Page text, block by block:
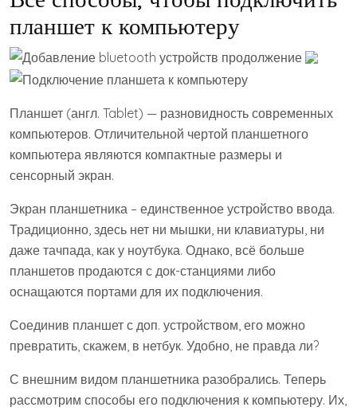
планшет к компьютеру
Планшет (англ. Tablet) — разновидность современных
компьютеров. Отличительной чертой планшетного
компьютера являются компактные размеры и
сенсорный экран.
Экран планшетника – единственное устройство ввода.
Традиционно, здесь нет ни мышки, ни клавиатуры, ни
даже тачпада, как у ноутбука. Однако, всё больше
планшетов продаются с док-станциями либо
оснащаются портами для их подключения.
Соединив планшет с доп. устройством, его можно
превратить, скажем, в нетбук. Удобно, не правда ли?
С внешним видом планшетника разобрались. Теперь
рассмотрим способы его подключения к компьютеру. Их,